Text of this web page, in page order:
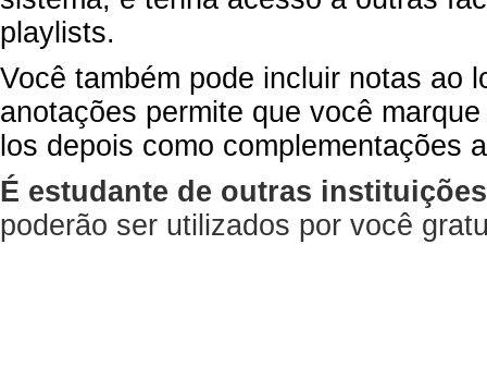
playlists.
Você também pode incluir notas ao
anotações permite que você
los depois como complementações
É estudante de outras
poderão ser utilizados por você